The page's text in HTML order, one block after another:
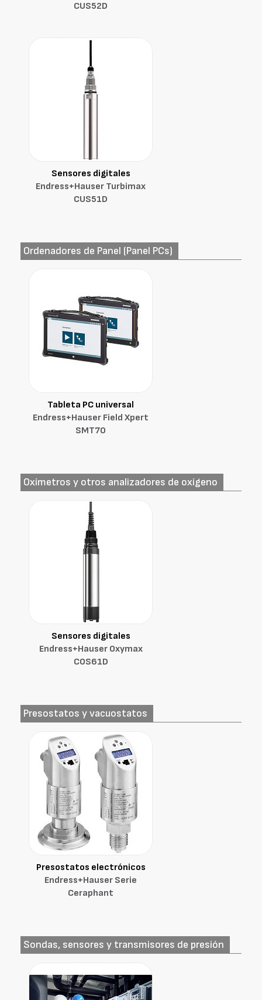
CUS52D
Sensores digitales
Endress+Hauser Turbimax
CUS51D
Ordenadores de Panel (Panel PCs)
Tableta PC universal
Endress+Hauser Field Xpert
SMT70
Oxímetros y otros analizadores de oxígeno
Sensores digitales
Endress+Hauser Oxymax
COS61D
Presostatos y vacuostatos
Presostatos electrónicos
Endress+Hauser Serie
Ceraphant
Sondas, sensores y transmisores de presión